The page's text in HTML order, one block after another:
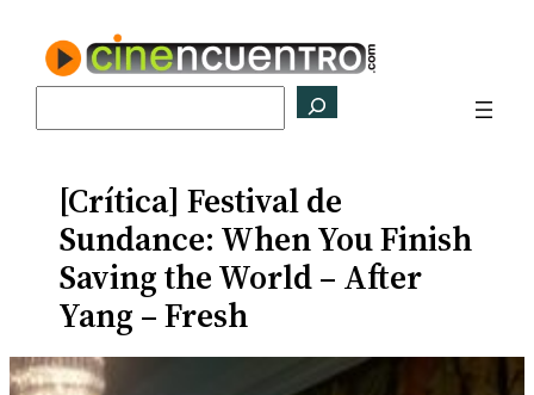
contenido
[Crítica] Festival de
Sundance: When You Finish
Saving the World – After
Yang – Fresh